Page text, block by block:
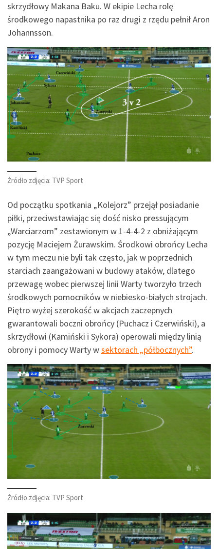
skrzydłowy Makana Baku. W ekipie Lecha rolę
środkowego napastnika po raz drugi z rzędu pełnił Aron
Johannsson.
Źródło zdjęcia: TVP Sport
Od początku spotkania „Kolejorz” przejął posiadanie
piłki, przeciwstawiając się dość nisko pressującym
„Warciarzom” zestawionym w 1-4-4-2 z obniżającym
pozycję Maciejem Żurawskim. Środkowi obrońcy Lecha
w tym meczu nie byli tak często, jak w poprzednich
starciach zaangażowani w budowy ataków, dlatego
przewagę wobec pierwszej linii Warty tworzyło trzech
środkowych pomocników w niebiesko-białych strojach.
Piętro wyżej szerokość w akcjach zaczepnych
gwarantowali boczni obrońcy (Puchacz i Czerwiński), a
skrzydłowi (Kamiński i Sykora) operowali między linią
obrony i pomocy Warty wsektorach „półbocznych”.
Źródło zdjęcia: TVP Sport